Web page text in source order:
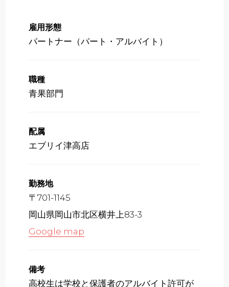
雇用形態
パートナー（パート・アルバイト）
職種
青果部門
配属
エブリイ津高店
勤務地
〒701-1145
岡山県岡山市北区横井上83-3
Google map
備考
高校生は学校と保護者のアルバイト許可が